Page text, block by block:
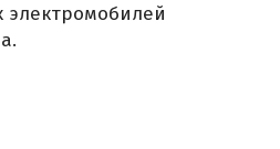
электромобилей